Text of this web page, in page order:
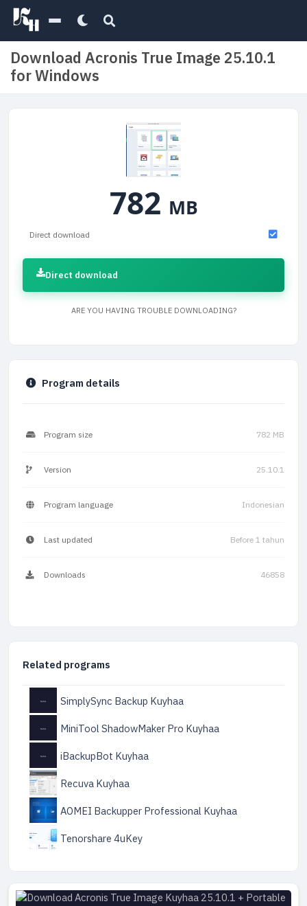
Download Acronis True Image 25.10.1
for Windows
782 MB
Direct download
Direct download
ARE YOU HAVING TROUBLE DOWNLOADING?
Program details
Program size 782 MB
Version 25.10.1
Program language Indonesian
Last updated Before 1 tahun
Downloads 46858
Related programs
SimplySync Backup Kuyhaa
MiniTool ShadowMaker Pro Kuyhaa
iBackupBot Kuyhaa
Recuva Kuyhaa
AOMEI Backupper Professional Kuyhaa
Tenorshare 4uKey